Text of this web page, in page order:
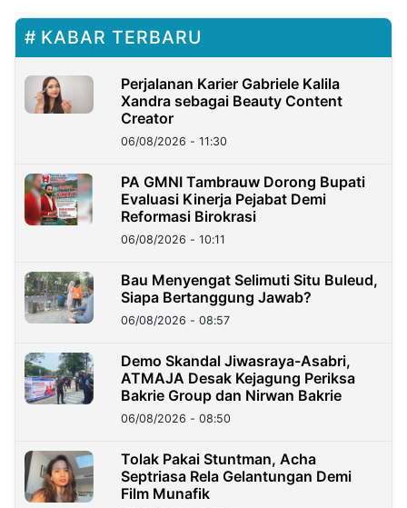
KABAR TERBARU
Perjalanan Karier Gabriele Kalila
Xandra sebagai Beauty Content
Creator
06/08/2026 - 11:30
PA GMNI Tambrauw Dorong Bupati
Evaluasi Kinerja Pejabat Demi
Reformasi Birokrasi
06/08/2026 - 10:11
Bau Menyengat Selimuti Situ Buleud,
Siapa Bertanggung Jawab?
06/08/2026 - 08:57
Demo Skandal Jiwasraya-Asabri,
ATMAJA Desak Kejagung Periksa
Bakrie Group dan Nirwan Bakrie
06/08/2026 - 08:50
Tolak Pakai Stuntman, Acha
Septriasa Rela Gelantungan Demi
Film Munafik